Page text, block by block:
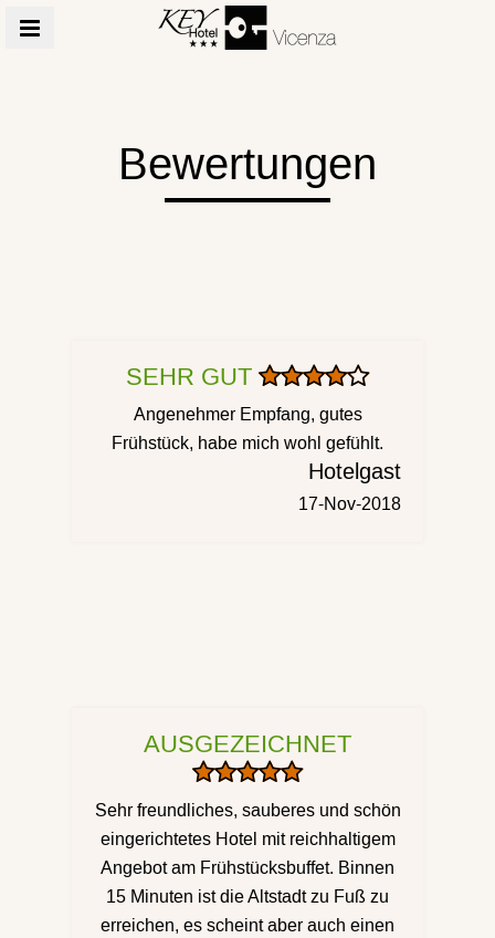
Bewertungen
SEHR GUT
Angenehmer Empfang, gutes
Frühstück, habe mich wohl gefühlt.
Hotelgast
17-Nov-2018
AUSGEZEICHNET
Sehr freundliches, sauberes und schön
eingerichtetes Hotel mit reichhaltigem
Angebot am Frühstücksbuffet. Binnen
15 Minuten ist die Altstadt zu Fuß zu
erreichen, es scheint aber auch einen